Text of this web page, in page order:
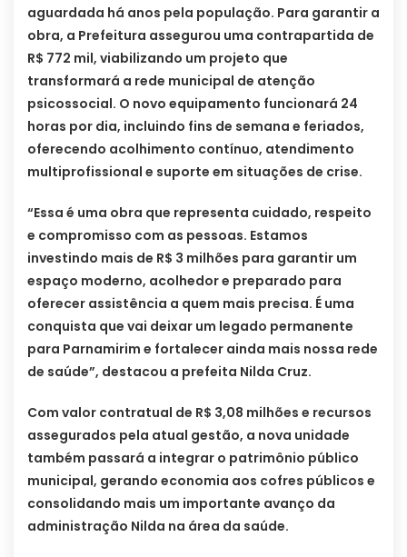
aguardada há anos pela população. Para garantir a
obra, a Prefeitura assegurou uma contrapartida de
R$ 772 mil, viabilizando um projeto que
transformará a rede municipal de atenção
psicossocial. O novo equipamento funcionará 24
horas por dia, incluindo fins de semana e feriados,
oferecendo acolhimento contínuo, atendimento
multiprofissional e suporte em situações de crise.
“Essa é uma obra que representa cuidado, respeito
e compromisso com as pessoas. Estamos
investindo mais de R$ 3 milhões para garantir um
espaço moderno, acolhedor e preparado para
oferecer assistência a quem mais precisa. É uma
conquista que vai deixar um legado permanente
para Parnamirim e fortalecer ainda mais nossa rede
de saúde”, destacou a prefeita Nilda Cruz.
Com valor contratual de R$ 3,08 milhões e recursos
assegurados pela atual gestão, a nova unidade
também passará a integrar o patrimônio público
municipal, gerando economia aos cofres públicos e
consolidando mais um importante avanço da
administração Nilda na área da saúde.